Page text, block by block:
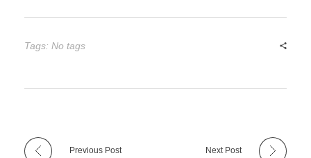
Tags: No tags
Previous Post Next Post